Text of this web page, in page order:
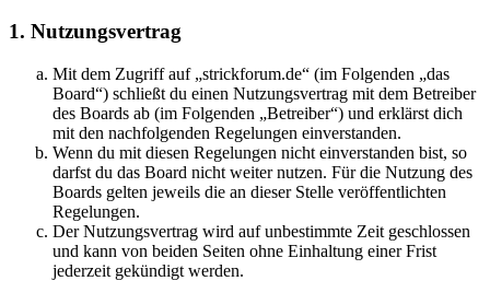
1. Nutzungsvertrag
Mit dem Zugriff auf „strickforum.de“ (im Folgenden „das
Board“) schließt du einen Nutzungsvertrag mit dem Betreiber
des Boards ab (im Folgenden „Betreiber“) und erklärst dich
mit den nachfolgenden Regelungen einverstanden.
Wenn du mit diesen Regelungen nicht einverstanden bist, so
darfst du das Board nicht weiter nutzen. Für die Nutzung des
Boards gelten jeweils die an dieser Stelle veröffentlichten
Regelungen.
Der Nutzungsvertrag wird auf unbestimmte Zeit geschlossen
und kann von beiden Seiten ohne Einhaltung einer Frist
jederzeit gekündigt werden.